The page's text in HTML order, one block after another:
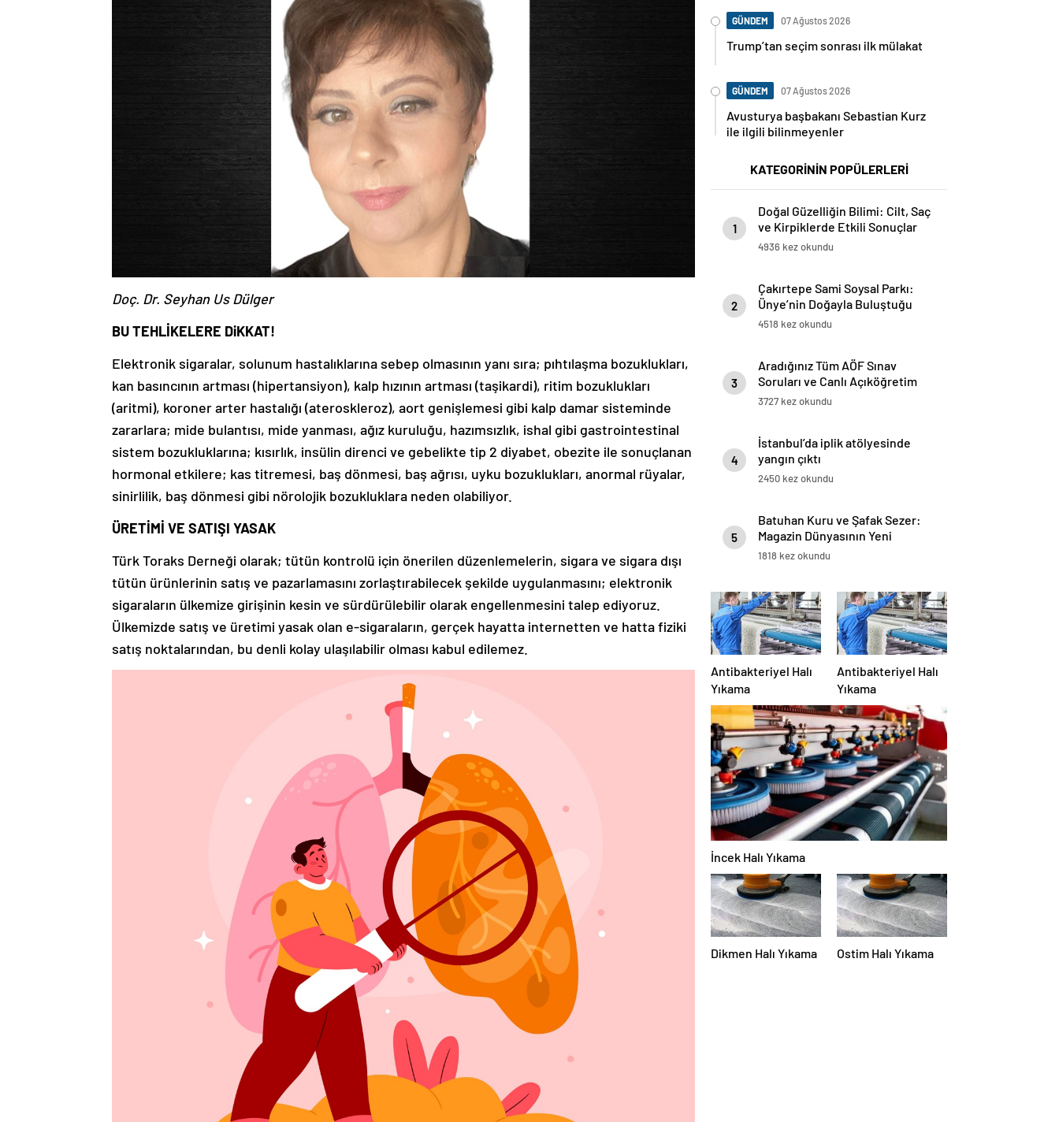
Doç. Dr. Seyhan Us Dülger
BU TEHLİKELERE DiKKAT!
Elektronik sigaralar, solunum hastalıklarına sebep olmasının yanı sıra; pıhtılaşma bozuklukları,
kan basıncının artması (hipertansiyon), kalp hızının artması (taşikardi), ritim bozuklukları
(aritmi), koroner arter hastalığı (ateroskleroz), aort genişlemesi gibi kalp damar sisteminde
zararlara; mide bulantısı, mide yanması, ağız kuruluğu, hazımsızlık, ishal gibi gastrointestinal
sistem bozukluklarına; kısırlık, insülin direnci ve gebelikte tip 2 diyabet, obezite ile sonuçlanan
hormonal etkilere; kas titremesi, baş dönmesi, baş ağrısı, uyku bozuklukları, anormal rüyalar,
sinirlilik, baş dönmesi gibi nörolojik bozukluklara neden olabiliyor.
ÜRETİMİ VE SATIŞI YASAK
Türk Toraks Derneği olarak; tütün kontrolü için önerilen düzenlemelerin, sigara ve sigara dışı
tütün ürünlerinin satış ve pazarlamasını zorlaştırabilecek şekilde uygulanmasını; elektronik
sigaraların ülkemize girişinin kesin ve sürdürülebilir olarak engellenmesini talep ediyoruz.
Ülkemizde satış ve üretimi yasak olan e-sigaraların, gerçek hayatta internetten ve hatta fiziki
satış noktalarından, bu denli kolay ulaşılabilir olması kabul edilemez.
GÜNDEM 07 Ağustos 2026
Trump’tan seçim sonrası ilk mülakat
GÜNDEM 07 Ağustos 2026
Avusturya başbakanı Sebastian Kurz
ile ilgili bilinmeyenler
KATEGORİNİN POPÜLERLERİ
1
Doğal Güzelliğin Bilimi: Cilt, Saç
ve Kirpiklerde Etkili Sonuçlar
4936 kez okundu
2
Çakırtepe Sami Soysal Parkı:
Ünye’nin Doğayla Buluştuğu
Eşsiz Seyir Terası
4518 kez okundu
3
Aradığınız Tüm AÖF Sınav
Soruları ve Canlı Açıköğretim
Forumu Burada
3727 kez okundu
4
İstanbul’da iplik atölyesinde
yangın çıktı
2450 kez okundu
5
Batuhan Kuru ve Şafak Sezer:
Magazin Dünyasının Yeni
“Dynamic Duo”su!
1818 kez okundu
Antibakteriyel Halı
Yıkama
Antibakteriyel Halı
Yıkama
İncek Halı Yıkama
Dikmen Halı Yıkama Ostim Halı Yıkama